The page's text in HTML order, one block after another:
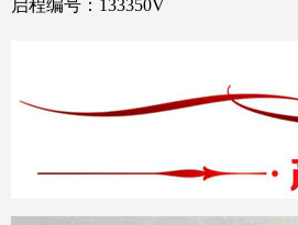
启程编号：133350V